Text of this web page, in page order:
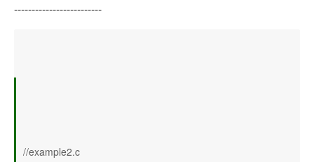
-------------------------
//example2.c